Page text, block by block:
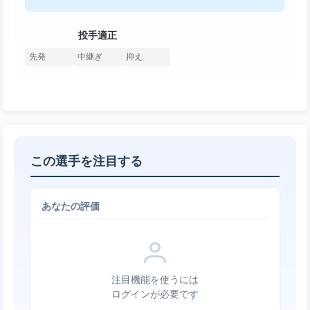
投手適正
先発 中継ぎ 抑え
この選手を注目する
あなたの評価
注目機能を使うには
ログインが必要です